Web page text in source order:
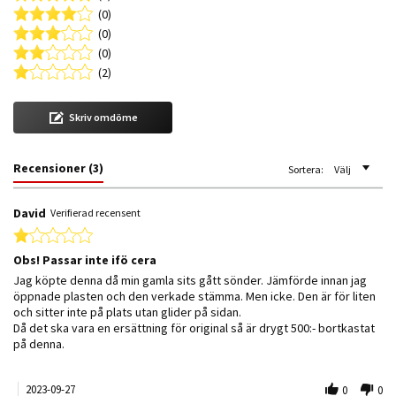
(0)
(0)
(0)
(2)
Skriv omdöme
Recensioner (3) Sortera: Välj
David Verifierad recensent
1.0 star rating
Obs! Passar inte ifö cera
Review by David on 27 Sep 2023
review stating Obs! Passar inte ifö cera
Jag köpte denna då min gamla sits gått sönder. Jämförde innan jag
öppnade plasten och den verkade stämma. Men icke. Den är för liten
och sitter inte på plats utan glider på sidan.
Då det ska vara en ersättning för original så är drygt 500:- bortkastat
på denna.
2023-09-27 0 0